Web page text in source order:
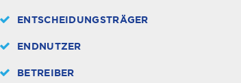
ENTSCHEIDUNGSTRÄGER
ENDNUTZER
BETREIBER